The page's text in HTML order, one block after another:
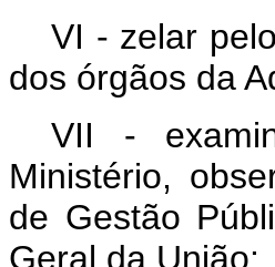
VI - zelar
dos órgãos da
VII -
Ministério,
de Gestão
Geral da União: